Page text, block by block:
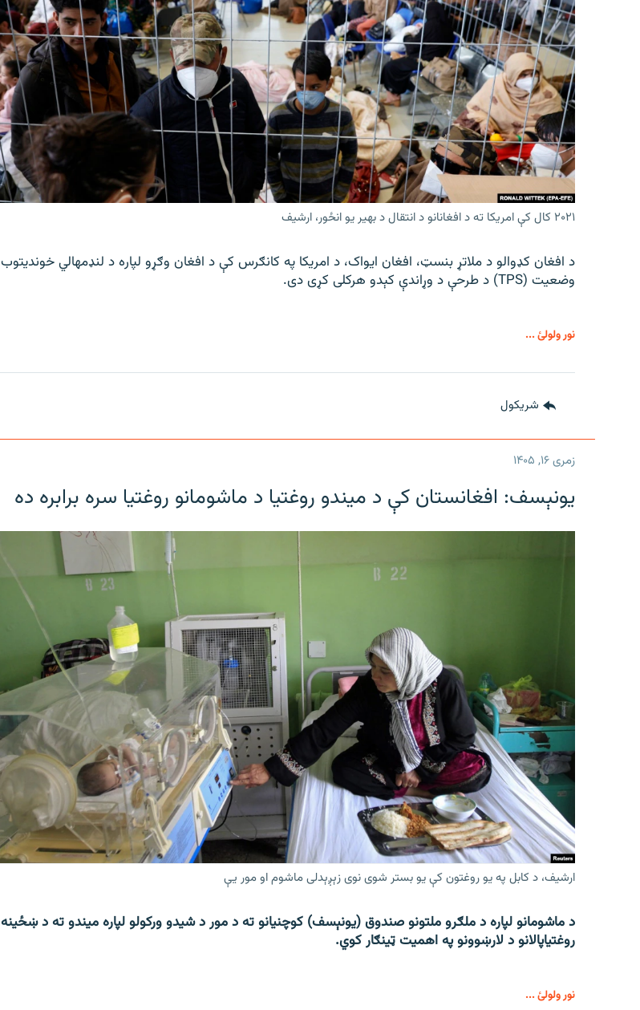
۲۰۲۱ کال کې امریکا ته د افغانانو د انتقال د بهیر یو انځور، ارشیف
د افغان کډوالو د ملاتړ بنسټ، افغان ایواک، د امریکا په کانګرس کې د افغان وګړو لپاره د لنډمهالي خوندیتوب
وضعیت (TPS) د طرحې د وړاندې کېدو هرکلی کړی دی.
نور ولولئ ...
شريکول
زمری ۱۶, ۱۴۰۵
یونېسف: افغانستان کې د میندو روغتیا د ماشومانو روغتیا سره برابره ده
ارشیف، د کابل په یو روغتون کې یو بستر شوی نوی زېږېدلی ماشوم او مور یې
د ماشومانو لپاره د ملګرو ملتونو صندوق (یونېسف) کوچنیانو ته د مور د شیدو ورکولو لپاره میندو ته د ښځینه
روغتیاپالانو د لارښوونو په اهمیت ټینګار کوي.
نور ولولئ ...